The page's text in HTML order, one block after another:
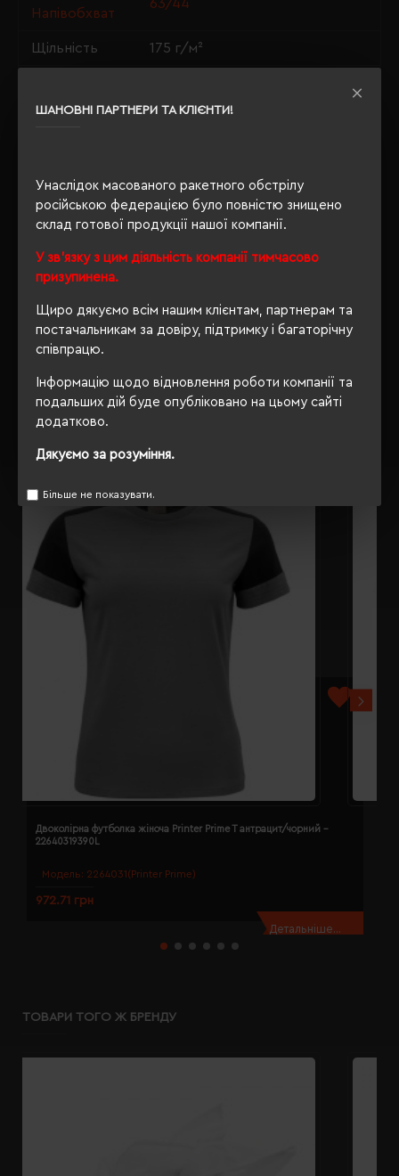
ШАНОВНІ ПАРТНЕРИ ТА КЛІЄНТИ!
Унаслідок масованого ракетного обстрілу
російською федерацією було повністю знищено
склад готової продукції нашої компанії.
У зв'язку з цим діяльність компанії тимчасово
призупинена.
Щиро дякуємо всім нашим клієнтам, партнерам та
постачальникам за довіру, підтримку і багаторічну
співпрацю.
Інформацію щодо відновлення роботи компанії та
подальших дій буде опубліковано на цьому сайті
додатково.
Дякуємо за розуміння.
Більше не показувати.
Напівобхват
63/44
Щільність 175 г/м²
Розпакування
Сертифікація
Approved Vegan, Organic 100
content standard, Organic
blended content standard
ОПИС
ВІДГУКИ
Модель: 2264031(Printer Prime)
Двоколірна футболка жіноча Printer Prime T антрацит/чорний -
22640319390L
972.71 грн
Детальніше...
ТОВАРИ ТОГО Ж БРЕНДУ